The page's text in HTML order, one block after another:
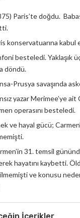
Paris’te doğdu.
konservatuarına kabul
besteledi. Yaklaşık üç
döndü.
Prusya savaşında
yazar Merimee’ye
operasını besteledi.
ve hayal gücü;
31. temsil
hayatını kaybetti.
ve konusu
İçerikler